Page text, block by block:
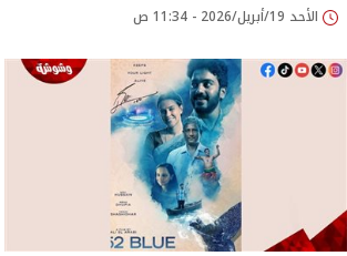
الأحد 19/أبريل/2026 - 11:34 ص